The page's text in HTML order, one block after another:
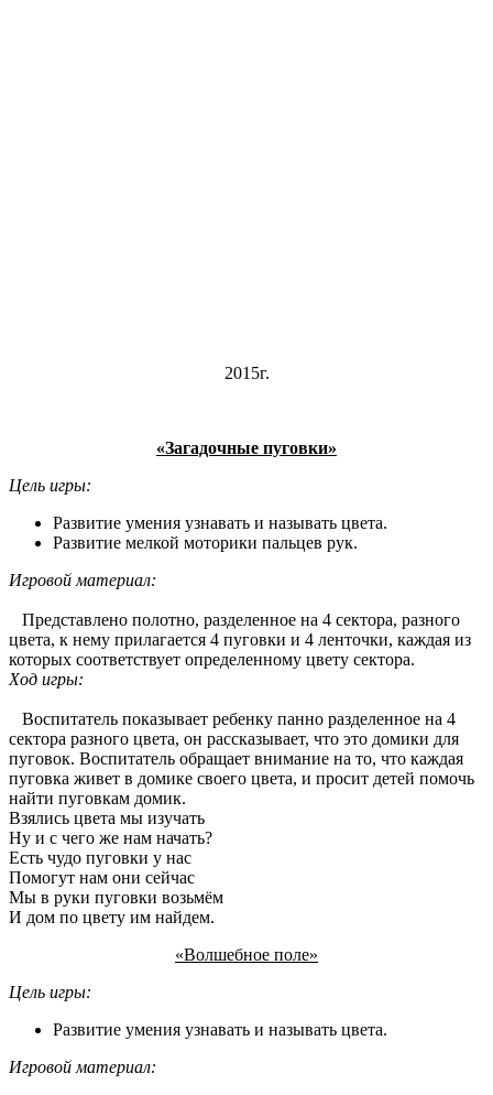
2015г.
«Загадочные пуговки»
Цель игры:
Развитие умения узнавать и называть цвета.
Развитие мелкой моторики пальцев рук.
Игровой материал:
Представлено полотно, разделенное на 4 сектора, разного
цвета, к нему прилагается 4 пуговки и 4 ленточки, каждая из
которых соответствует определенному цвету сектора.
Ход игры:
Воспитатель показывает ребенку панно разделенное на 4
сектора разного цвета, он рассказывает, что это домики для
пуговок. Воспитатель обращает внимание на то, что каждая
пуговка живет в домике своего цвета, и просит детей помочь
найти пуговкам домик.
Взялись цвета мы изучать
Ну и с чего же нам начать?
Есть чудо пуговки у нас
Помогут нам они сейчас
Мы в руки пуговки возьмём
И дом по цвету им найдем.
«Волшебное поле»
Цель игры:
Развитие умения узнавать и называть цвета.
Игровой материал: